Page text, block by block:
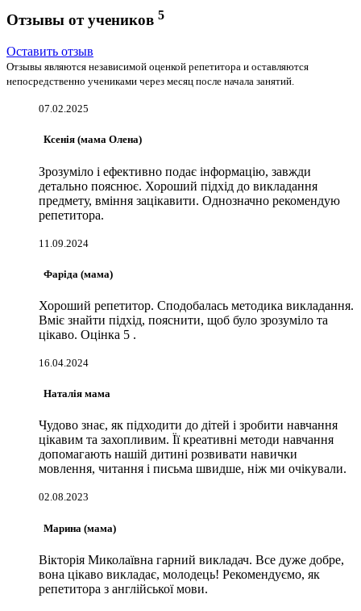
Отзывы от учеников 5
Оставить отзыв
Отзывы являются независимой оценкой репетитора и оставляются
непосредственно учениками через месяц после начала занятий.
07.02.2025
Ксенія (мама Олена)
Зрозуміло і ефективно подає інформацію, завжди
детально пояснює. Хороший підхід до викладання
предмету, вміння зацікавити. Однозначно рекомендую
репетитора.
11.09.2024
Фаріда (мама)
Хороший репетитор. Сподобалась методика викладання.
Вміє знайти підхід, пояснити, щоб було зрозуміло та
цікаво. Оцінка 5 .
16.04.2024
Наталія мама
Чудово знає, як підходити до дітей і зробити навчання
цікавим та захопливим. Її креативні методи навчання
допомагають нашій дитині розвивати навички
мовлення, читання і письма швидше, ніж ми очікували.
02.08.2023
Марина (мама)
Вікторія Миколаївна гарний викладач. Все дуже добре,
вона цікаво викладає, молодець! Рекомендуємо, як
репетитора з англійської мови.